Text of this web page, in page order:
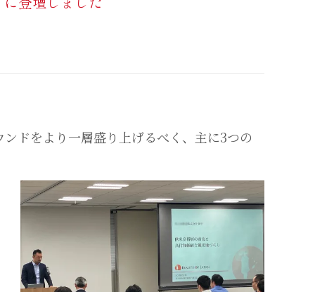
ドをより一層盛り上げるべく、主に3つの